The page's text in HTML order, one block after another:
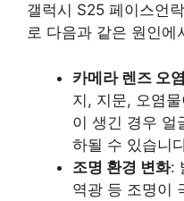
갤럭시 S25 페이스언
로 다음과 같은 원인에
카메라 렌즈 오
지, 지문, 오염
이 생긴 경우 얼
하될 수 있습니
조명 환경 변화:
역광 등 조명이